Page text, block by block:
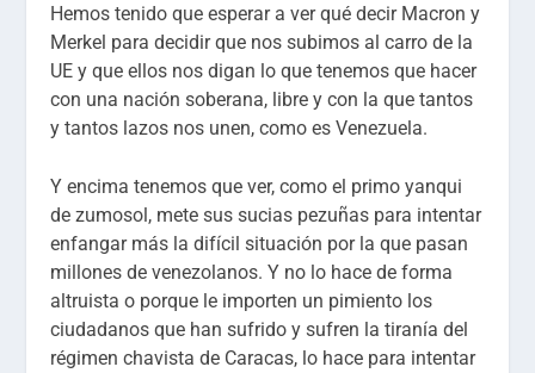
Hemos tenido que esperar a ver qué decir Macron y
Merkel para decidir que nos subimos al carro de la
UE y que ellos nos digan lo que tenemos que hacer
con una nación soberana, libre y con la que tantos
y tantos lazos nos unen, como es Venezuela.
Y encima tenemos que ver, como el primo yanqui
de zumosol, mete sus sucias pezuñas para intentar
enfangar más la difícil situación por la que pasan
millones de venezolanos. Y no lo hace de forma
altruista o porque le importen un pimiento los
ciudadanos que han sufrido y sufren la tiranía del
régimen chavista de Caracas, lo hace para intentar